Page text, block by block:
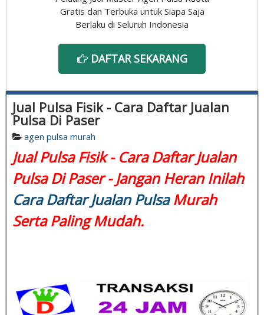
Gratis dan Terbuka untuk Siapa Saja
Berlaku di Seluruh Indonesia
DAFTAR SEKARANG
Jual Pulsa Fisik - Cara Daftar Jualan
Pulsa Di Paser
agen pulsa murah
Jual Pulsa Fisik - Cara Daftar Jualan
Pulsa Di Paser - Jangan Heran Inilah
Cara Daftar Jualan PulsaMurah
Serta Paling Mudah.